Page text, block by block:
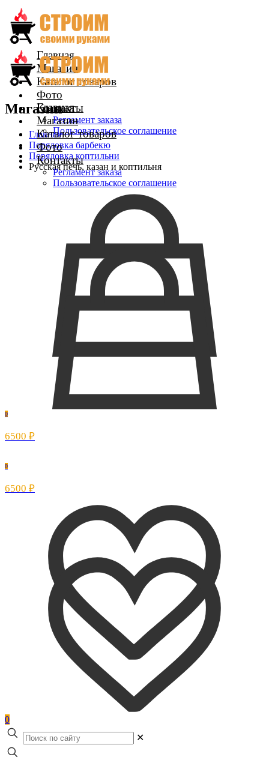
Главная
Магазин
Каталог товаров
Фото
Контакты
Регламент заказа
Пользовательское соглашение
0
6500 ₽
0
✕
Главная
Магазин
Каталог товаров
Фото
Контакты
Регламент заказа
Пользовательское соглашение
0
6500 ₽
Магазин
Главная
Порядовка барбекю
Порядовка коптильни
Русская печь, казан и коптильня